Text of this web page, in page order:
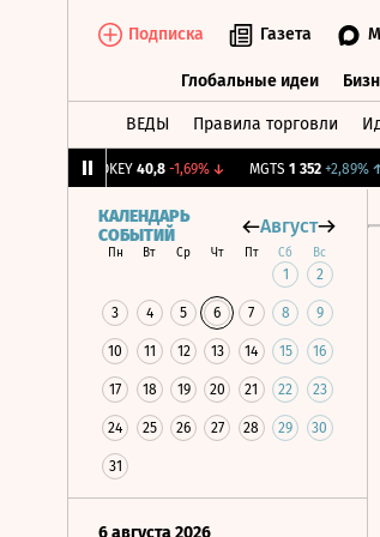
Подписка Газета
Глобальные идеи
ВЕДЫ Правила торговли
OKEY 40,8 -1,69%↓ MGTS 1 352 +2,89%↑
КАЛЕНДАРЬ
СОБЫТИЙ
Август
Пн Вт Ср Чт Пт Сб Вс
1 2
3 4 5 6 7 8 9
10 11 12 13 14 15 16
17 18 19 20 21 22 23
24 25 26 27 28 29 30
31
6 августа 2026